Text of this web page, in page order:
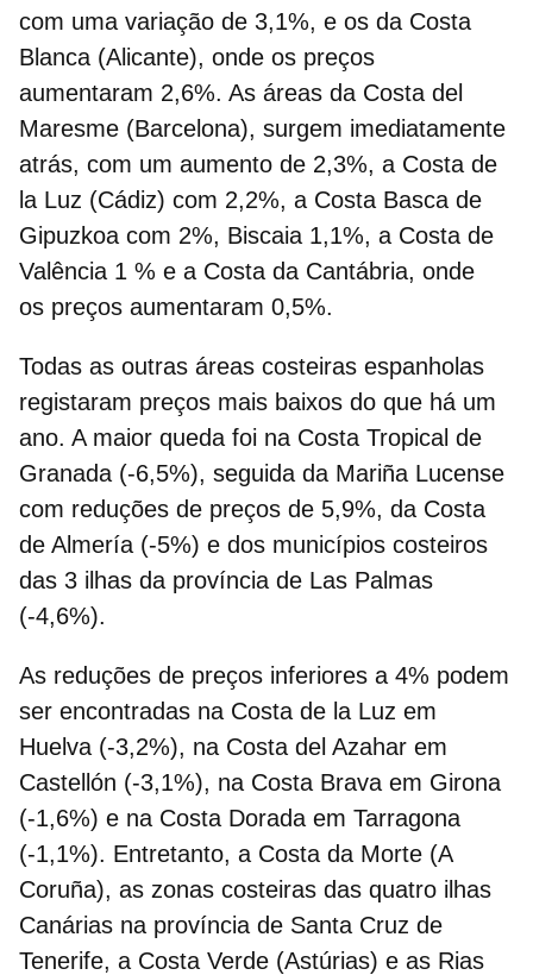
com uma variação de 3,1%, e os da Costa
Blanca (Alicante), onde os preços
aumentaram 2,6%. As áreas da Costa del
Maresme (Barcelona), surgem imediatamente
atrás, com um aumento de 2,3%, a Costa de
la Luz (Cádiz) com 2,2%, a Costa Basca de
Gipuzkoa com 2%, Biscaia 1,1%, a Costa de
Valência 1 % e a Costa da Cantábria, onde
os preços aumentaram 0,5%.
Todas as outras áreas costeiras espanholas
registaram preços mais baixos do que há um
ano. A maior queda foi na Costa Tropical de
Granada (-6,5%), seguida da Mariña Lucense
com reduções de preços de 5,9%, da Costa
de Almería (-5%) e dos municípios costeiros
das 3 ilhas da província de Las Palmas
(-4,6%).
As reduções de preços inferiores a 4% podem
ser encontradas na Costa de la Luz em
Huelva (-3,2%), na Costa del Azahar em
Castellón (-3,1%), na Costa Brava em Girona
(-1,6%) e na Costa Dorada em Tarragona
(-1,1%). Entretanto, a Costa da Morte (A
Coruña), as zonas costeiras das quatro ilhas
Canárias na província de Santa Cruz de
Tenerife, a Costa Verde (Astúrias) e as Rias